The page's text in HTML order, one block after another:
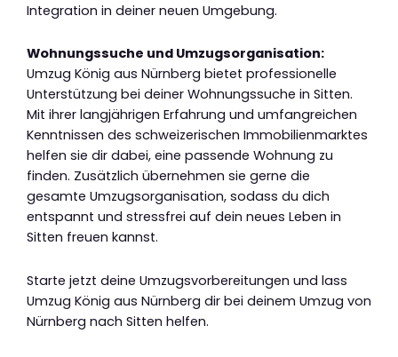
Integration in deiner neuen Umgebung.
Wohnungssuche und Umzugsorganisation:
Umzug König aus Nürnberg bietet professionelle
Unterstützung bei deiner Wohnungssuche in Sitten.
Mit ihrer langjährigen Erfahrung und umfangreichen
Kenntnissen des schweizerischen Immobilienmarktes
helfen sie dir dabei, eine passende Wohnung zu
finden. Zusätzlich übernehmen sie gerne die
gesamte Umzugsorganisation, sodass du dich
entspannt und stressfrei auf dein neues Leben in
Sitten freuen kannst.
Starte jetzt deine Umzugsvorbereitungen und lass
Umzug König aus Nürnberg dir bei deinem Umzug von
Nürnberg nach Sitten helfen.